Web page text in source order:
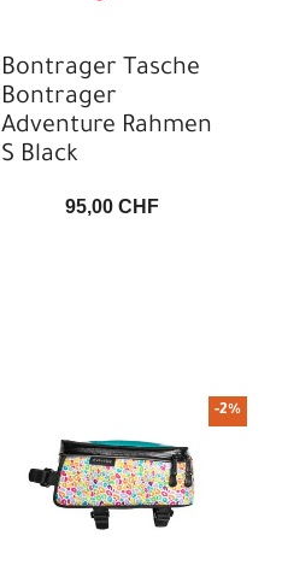
Bontrager Tasche
Bontrager
Adventure Rahmen
S Black
95,00 CHF
-2%